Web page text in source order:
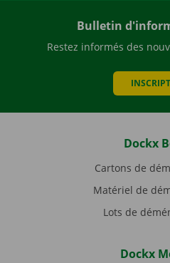
Bulletin
Restez informés des
Dockx
Cartons de
Matériel de
Lots de
Dockx